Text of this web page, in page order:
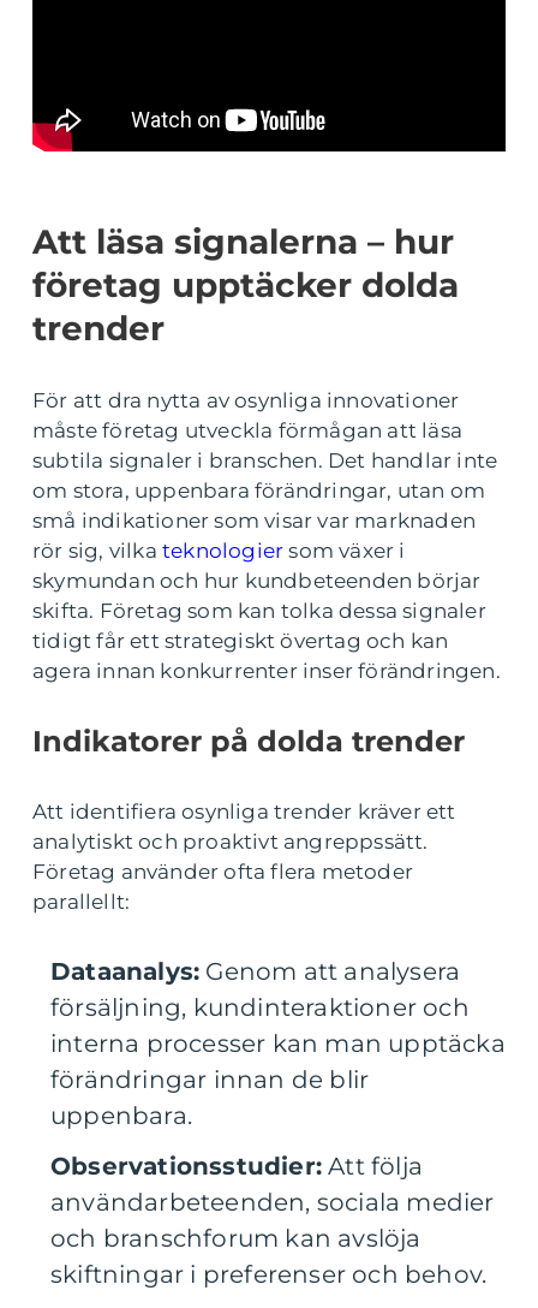
Att läsa signalerna – hur
företag upptäcker dolda
trender
För att dra nytta av osynliga innovationer
måste företag utveckla förmågan att läsa
subtila signaler i branschen. Det handlar inte
om stora, uppenbara förändringar, utan om
små indikationer som visar var marknaden
rör sig, vilka teknologier som växer i
skymundan och hur kundbeteenden börjar
skifta. Företag som kan tolka dessa signaler
tidigt får ett strategiskt övertag och kan
agera innan konkurrenter inser förändringen.
Indikatorer på dolda trender
Att identifiera osynliga trender kräver ett
analytiskt och proaktivt angreppssätt.
Företag använder ofta flera metoder
parallellt:
Dataanalys: Genom att analysera
försäljning, kundinteraktioner och
interna processer kan man upptäcka
förändringar innan de blir
uppenbara.
Observationsstudier: Att följa
användarbeteenden, sociala medier
och branschforum kan avslöja
skiftningar i preferenser och behov.